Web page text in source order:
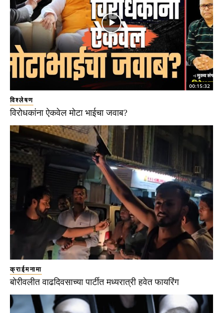
00:15:32
विश्लेषण
विरोधकांना ऐकवेल मोटा भाईचा जवाब?
क्राईमनामा
बोरीवलीत वाढदिवसाच्या पार्टीत मध्यरात्री हवेत फायरिंग